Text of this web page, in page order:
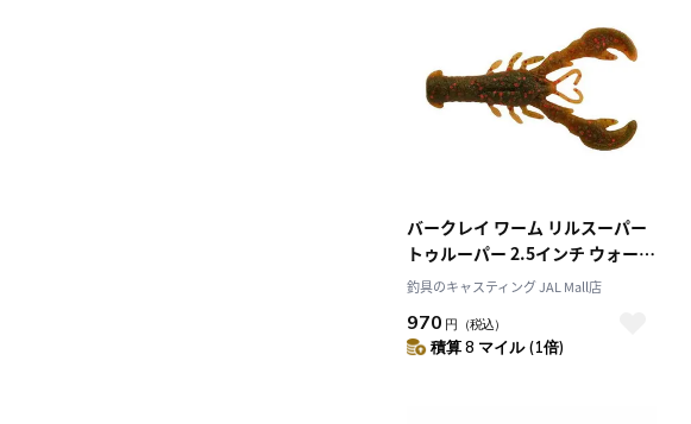
バークレイ ワーム リルスーパー
トゥルーパー 2.5インチ ウォータ
ーメロンコパーオレンジレッド
釣具のキャスティング JAL Mall店
970 円 （税込）
積算 8 マイル (1倍)